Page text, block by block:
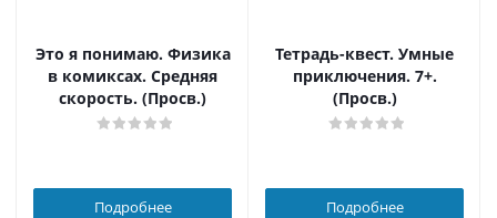
Это я понимаю. Физика
в комиксах. Средняя
скорость. (Просв.)
Подробнее
Тетрадь-квест. Умные
приключения. 7+.
(Просв.)
Подробнее